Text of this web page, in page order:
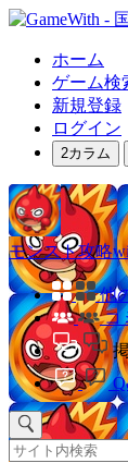
ホーム
ゲーム検
新規登録
ログイン
2カラム
モンスト攻略
他
コ